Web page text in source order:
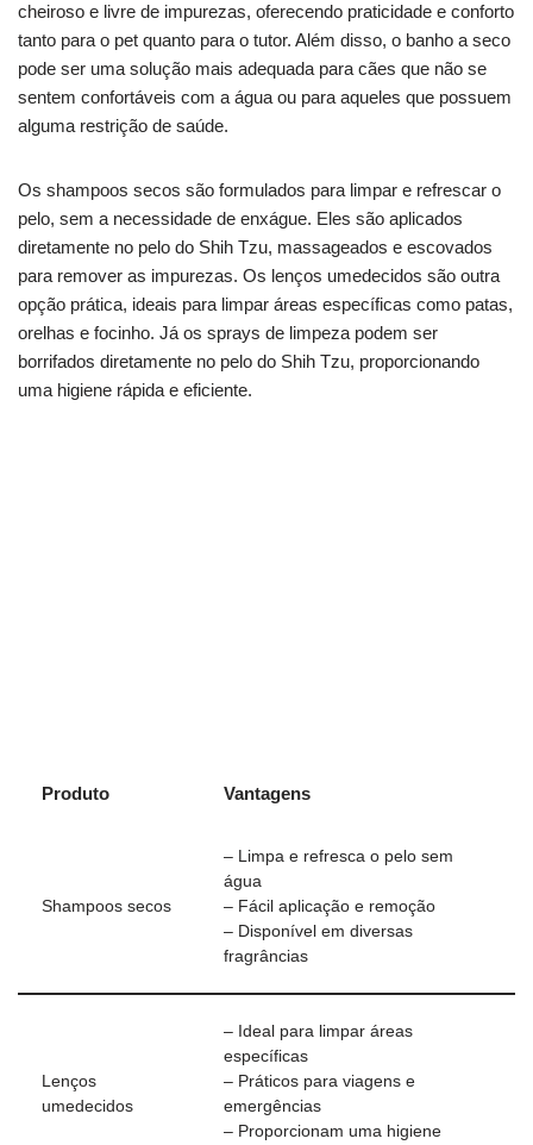
cheiroso e livre de impurezas, oferecendo praticidade e conforto
tanto para o pet quanto para o tutor. Além disso, o banho a seco
pode ser uma solução mais adequada para cães que não se
sentem confortáveis com a água ou para aqueles que possuem
alguma restrição de saúde.
Os shampoos secos são formulados para limpar e refrescar o
pelo, sem a necessidade de enxágue. Eles são aplicados
diretamente no pelo do Shih Tzu, massageados e escovados
para remover as impurezas. Os lenços umedecidos são outra
opção prática, ideais para limpar áreas específicas como patas,
orelhas e focinho. Já os sprays de limpeza podem ser
borrifados diretamente no pelo do Shih Tzu, proporcionando
uma higiene rápida e eficiente.
Produto Vantagens
Shampoos secos
– Limpa e refresca o pelo sem
água
– Fácil aplicação e remoção
– Disponível em diversas
fragrâncias
Lenços
umedecidos
– Ideal para limpar áreas
específicas
– Práticos para viagens e
emergências
– Proporcionam uma higiene